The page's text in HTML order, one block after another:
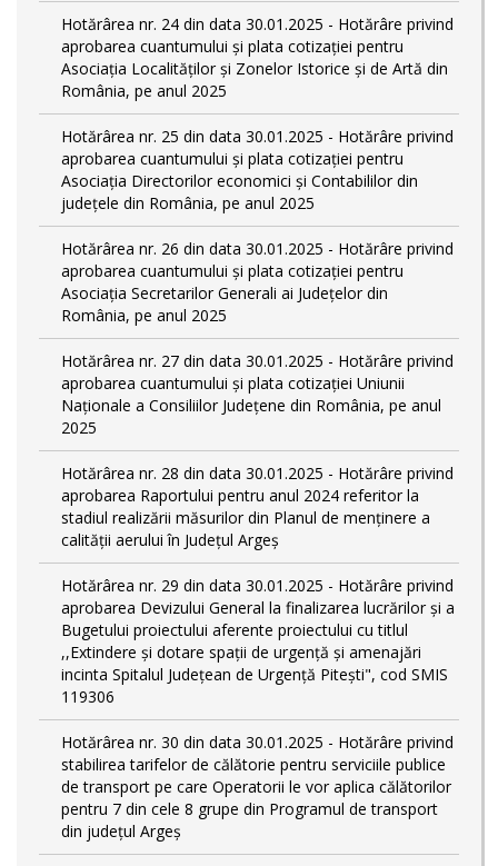
Hotărârea nr. 24 din data 30.01.2025 - Hotărâre privind
aprobarea cuantumului și plata cotizației pentru
Asociația Localităților și Zonelor Istorice și de Artă din
România, pe anul 2025
Hotărârea nr. 25 din data 30.01.2025 - Hotărâre privind
aprobarea cuantumului și plata cotizației pentru
Asociația Directorilor economici și Contabililor din
județele din România, pe anul 2025
Hotărârea nr. 26 din data 30.01.2025 - Hotărâre privind
aprobarea cuantumului și plata cotizației pentru
Asociația Secretarilor Generali ai Județelor din
România, pe anul 2025
Hotărârea nr. 27 din data 30.01.2025 - Hotărâre privind
aprobarea cuantumului și plata cotizației Uniunii
Naționale a Consiliilor Județene din România, pe anul
2025
Hotărârea nr. 28 din data 30.01.2025 - Hotărâre privind
aprobarea Raportului pentru anul 2024 referitor la
stadiul realizării măsurilor din Planul de menținere a
calității aerului în Județul Argeș
Hotărârea nr. 29 din data 30.01.2025 - Hotărâre privind
aprobarea Devizului General la finalizarea lucrărilor și a
Bugetului proiectului aferente proiectului cu titlul
,,Extindere și dotare spații de urgență și amenajări
incinta Spitalul Județean de Urgență Pitești", cod SMIS
119306
Hotărârea nr. 30 din data 30.01.2025 - Hotărâre privind
stabilirea tarifelor de călătorie pentru serviciile publice
de transport pe care Operatorii le vor aplica călătorilor
pentru 7 din cele 8 grupe din Programul de transport
din județul Argeş